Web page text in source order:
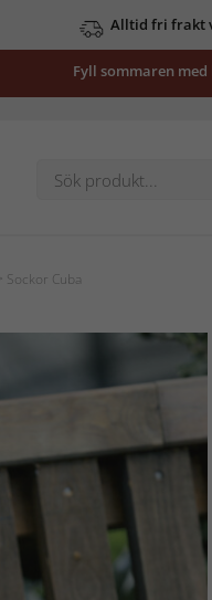
Alltid fri frakt
Fyll sommaren
> Sockor Cuba